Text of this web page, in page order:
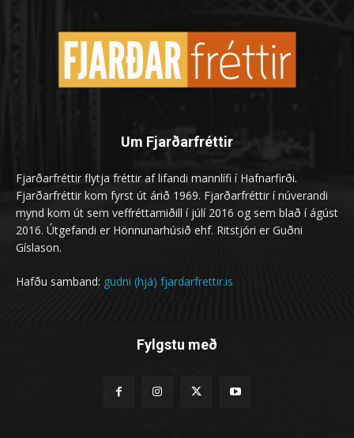
Um Fjarðarfréttir
Fjarðarfréttir flytja fréttir af lifandi mannlífi í Hafnarfirði.
Fjarðarfréttir kom fyrst út árið 1969. Fjarðarfréttir í núverandi
mynd kom út sem veffréttamiðill í júlí 2016 og sem blað í ágúst
2016. Útgefandi er Hönnunarhúsið ehf. Ritstjóri er Guðni
Gíslason.
Hafðu samband: gudni (hjá) fjardarfrettir.is
Fylgstu með